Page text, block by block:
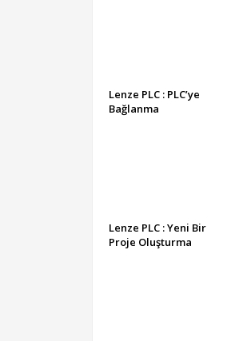
Lenze PLC : PLC’ye
Bağlanma
Lenze PLC : Yeni Bir
Proje Oluşturma